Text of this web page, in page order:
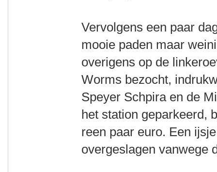
Vervolgens een paar
mooie paden maar
overigens op de
Worms bezocht,
Speyer Schpira en de
het station geparkeerd,
reen paar euro. Een
overgeslagen vanwege